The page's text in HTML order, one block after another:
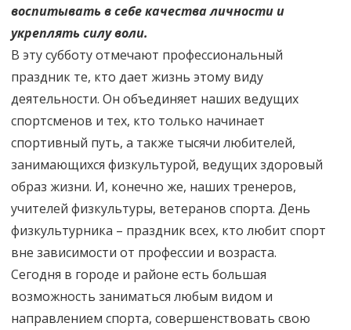
воспитывать в себе качества личности и
укреплять силу воли.
В эту субботу отмечают профессиональный
праздник те, кто дает жизнь этому виду
деятельности. Он объединяет наших ведущих
спортсменов и тех, кто только начинает
спортивный путь, а также тысячи любителей,
занимающихся физкультурой, ведущих здоровый
образ жизни. И, конечно же, наших тренеров,
учителей физкультуры, ветеранов спорта. День
физкультурника – праздник всех, кто любит спорт
вне зависимости от профессии и возраста.
Сегодня в городе и районе есть большая
возможность заниматься любым видом и
направлением спорта, совершенствовать свою